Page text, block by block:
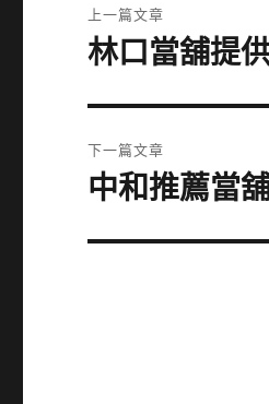
章
上一篇文章
上
篇
文
章:
林口當舖提
下一篇文章
下
篇
中和推薦當